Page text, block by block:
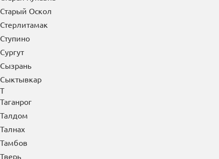
Ставрополь
Старая Купавна
Старый Оскол
Стерлитамак
Ступино
Сургут
Сызрань
Сыктывкар
Т
Таганрог
Талдом
Талнах